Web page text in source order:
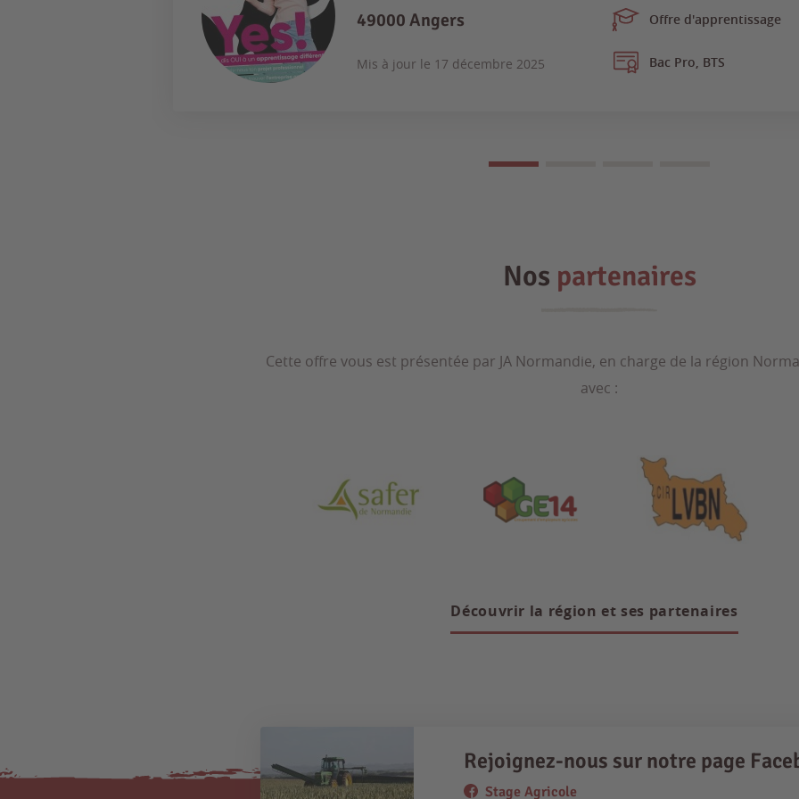
49000 Angers
Mis à jour le 17 décembre 2025
Offre d'apprentissage
Bac Pro, BTS
Nos partenaires
Cette offre vous est présentée par JA Normandie, en charge de la région
avec :
Découvrir la région et ses partenaires
Rejoignez-nous sur notre page
Stage Agricole